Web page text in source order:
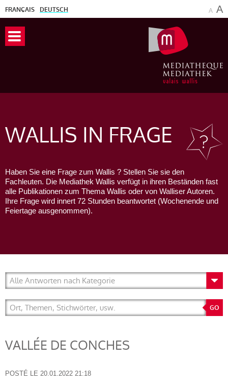
FRANÇAIS DEUTSCH A A
WALLIS IN FRAGE
Haben Sie eine Frage zum Wallis ? Stellen Sie sie den
Fachleuten. Die Mediathek Wallis verfügt in ihren Beständen fast
alle Publikationen zum Thema Wallis oder von Walliser Autoren.
Ihre Frage wird innert 72 Stunden beantwortet (Wochenende und
Feiertage ausgenommen).
VALLÉE DE CONCHES
POSTÉ LE 20.01.2022 21:18